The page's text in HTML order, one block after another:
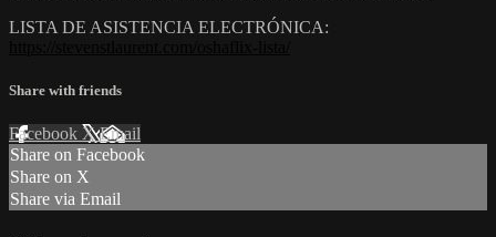
LISTA DE ASISTENCIA ELECTRÓNICA:
Share with friends
Facebook XEmail
Share on Facebook
Share on X
Share via Email